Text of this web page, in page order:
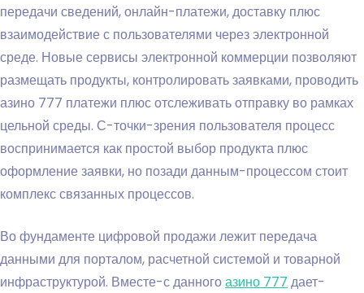
передачи сведений, онлайн-платежи, доставку плюс
взаимодействие с пользователями через электронной
среде. Новые сервисы электронной коммерции позволяют
размещать продукты, контролировать заявками, проводить
азино 777 платежи плюс отслеживать отправку во рамках
цельной среды. С-точки-зрения пользователя процесс
воспринимается как простой выбор продукта плюс
оформление заявки, но позади данным-процессом стоит
комплекс связанных процессов.
Во фундаменте цифровой продажи лежит передача
данными для порталом, расчетной системой и товарной
инфраструктурой. Вместе-с данногоазино 777 дает-